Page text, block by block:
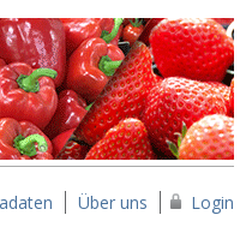
Über uns Login